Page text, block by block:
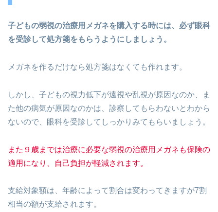
子どもの弱視の治療用メガネを購入する時には、必ず眼科
を受診して処方箋をもらうようにしましょう。
メガネを作るだけなら処方箋はなくても作れます。
しかし、子どもの視力低下が遠視や乱視が原因なのか、ま
た他の病気が原因なのかは、診察してもらわないとわから
ないので、眼科を受診してしっかりみてもらいましょう。
また９歳までは治療に必要な弱視の治療用メガネも保険の
適用になり、自己負担が軽減されます。
支給対象額は、年齢によって割合は変わってきますが7割
相当の額が支給されます。